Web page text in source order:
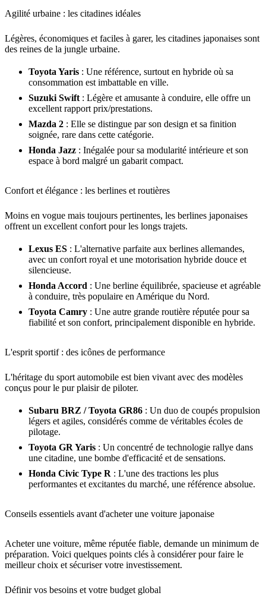
Agilité urbaine : les citadines idéales
Légères, économiques et faciles à garer, les citadines japonaises sont
des reines de la jungle urbaine.
Toyota Yaris : Une référence, surtout en hybride où sa
consommation est imbattable en ville.
Suzuki Swift : Légère et amusante à conduire, elle offre un
excellent rapport prix/prestations.
Mazda 2 : Elle se distingue par son design et sa finition
soignée, rare dans cette catégorie.
Honda Jazz : Inégalée pour sa modularité intérieure et son
espace à bord malgré un gabarit compact.
Confort et élégance : les berlines et routières
Moins en vogue mais toujours pertinentes, les berlines japonaises
offrent un excellent confort pour les longs trajets.
Lexus ES : L'alternative parfaite aux berlines allemandes,
avec un confort royal et une motorisation hybride douce et
silencieuse.
Honda Accord : Une berline équilibrée, spacieuse et agréable
à conduire, très populaire en Amérique du Nord.
Toyota Camry : Une autre grande routière réputée pour sa
fiabilité et son confort, principalement disponible en hybride.
L'esprit sportif : des icônes de performance
L'héritage du sport automobile est bien vivant avec des modèles
conçus pour le pur plaisir de piloter.
Subaru BRZ / Toyota GR86 : Un duo de coupés propulsion
légers et agiles, considérés comme de véritables écoles de
pilotage.
Toyota GR Yaris : Un concentré de technologie rallye dans
une citadine, une bombe d'efficacité et de sensations.
Honda Civic Type R : L'une des tractions les plus
performantes et excitantes du marché, une référence absolue.
Conseils essentiels avant d'acheter une voiture japonaise
Acheter une voiture, même réputée fiable, demande un minimum de
préparation. Voici quelques points clés à considérer pour faire le
meilleur choix et sécuriser votre investissement.
Définir vos besoins et votre budget global